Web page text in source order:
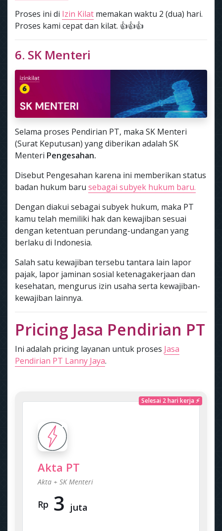
Proses ini di Izin Kilat memakan waktu 2 (dua) hari.
Proses kami cepat dan kilat. 👍👍👍
6. SK Menteri
Selama proses Pendirian PT, maka SK Menteri
(Surat Keputusan) yang diberikan adalah SK
Menteri Pengesahan.
Disebut Pengesahan karena ini memberikan status
badan hukum baru sebagai subyek hukum baru.
Dengan diakui sebagai subyek hukum, maka PT
kamu telah memiliki hak dan kewajiban sesuai
dengan ketentuan perundang-undangan yang
berlaku di Indonesia.
Salah satu kewajiban tersebu tantara lain lapor
pajak, lapor jaminan sosial ketenagakerjaan dan
kesehatan, mengurus izin usaha serta kewajiban-
kewajiban lainnya.
Pricing Jasa Pendirian PT
Ini adalah pricing layanan untuk proses Jasa
Pendirian PT Lanny Jaya.
Selesai 2 hari kerja ⚡
Akta PT
Akta + SK Menteri
Rp 3 juta